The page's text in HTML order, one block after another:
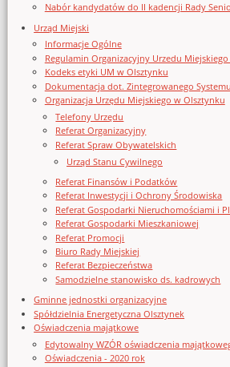
Nabór kandydatów do II kadencji Rady
Urząd Miejski
Informacje Ogólne
Regulamin Organizacyjny Urzedu
Kodeks etyki UM w Olsztynku
Dokumentacja dot. Zintegrowanego
Organizacja Urzędu Miejskiego w Olsztynku
Telefony Urzędu
Referat Organizacyjny
Referat Spraw Obywatelskich
Urząd Stanu Cywilnego
Referat Finansów i Podatków
Referat Inwestycji i Ochrony Środowiska
Referat Gospodarki Nieruchomościami i
Referat Gospodarki Mieszkaniowej
Referat Promocji
Biuro Rady Miejskiej
Referat Bezpieczeństwa
Samodzielne stanowisko ds. kadrowych
Gminne jednostki organizacyjne
Spółdzielnia Energetyczna Olsztynek
Oświadczenia majątkowe
Edytowalny WZÓR oświadczenia
Oświadczenia - 2020 rok